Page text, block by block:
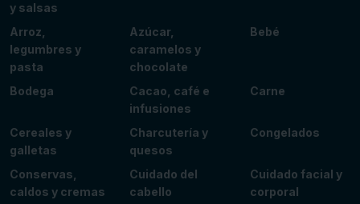
y salsas
Arroz,
legumbres y
pasta
Azúcar,
caramelos y
chocolate
Bebé
Bodega
Cacao, café e
infusiones
Carne
Cereales y
galletas
Charcutería y
quesos
Congelados
Conservas,
caldos y cremas
Cuidado del
cabello
Cuidado facial y
corporal